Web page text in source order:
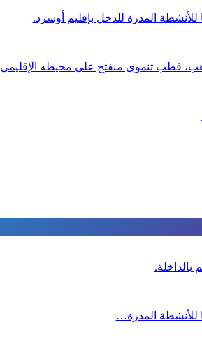
للأنشطة المدرة للدخل بإقليم أوسرد.
قطب تنموي منفتح على محيطه الإقليمي
بالداخلة.
للأنشطة المدرة…